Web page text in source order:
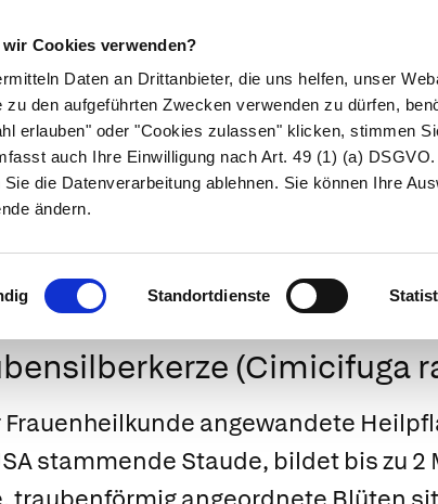
Cookies verwenden?
Daten an Drittanbieter, die uns helfen, unser
zu den aufgeführten Zwecken verwenden zu dürfen,
erlauben" oder "Cookies zulassen" klicken, stimmen
auch Ihre Einwilligung nach Art. 49 (1) (a)
Sie die Datenverarbeitung ablehnen. Sie können Ihre
ändern.
Standortdienste
Therapie Medikamente Naturheilkunde
(Cimicifuga
Frauenheilkunde angewandete
stammende Staude, bildet bis zu